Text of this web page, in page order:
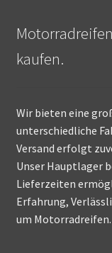
kaufen.
Wir bieten eine
unterschiedliche
Versand erfolgt
Unser Hauptlager
Lieferzeiten
Erfahrung,
um Motorradreifen.